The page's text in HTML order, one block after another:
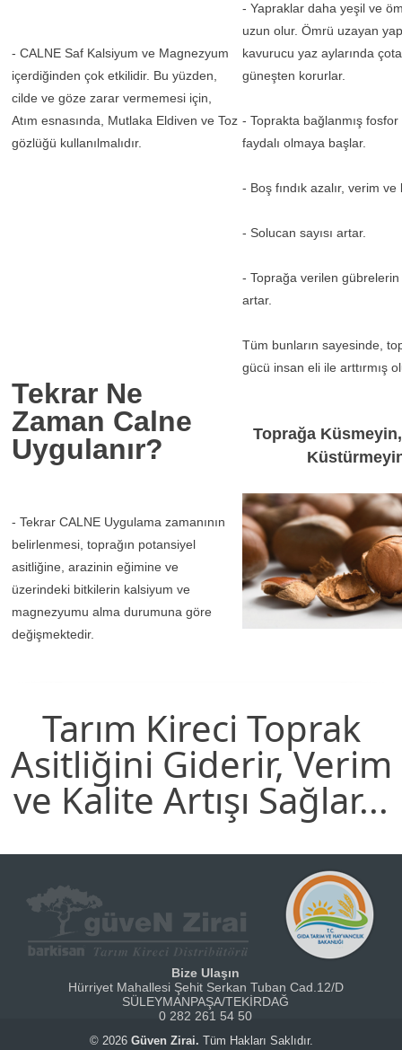
- CALNE Saf Kalsiyum ve Magnezyum
içerdiğinden çok etkilidir. Bu yüzden,
cilde ve göze zarar vermemesi için,
Atım esnasında, Mutlaka Eldiven ve Toz
gözlüğü kullanılmalıdır.
- Yapraklar daha yeşil ve
uzun olur. Ömrü uzayan
kavurucu yaz aylarında
güneşten korurlar.
- Toprakta bağlanmış fosfor
faydalı olmaya başlar.
- Boş fındık azalır, verim
- Solucan sayısı artar.
- Toprağa verilen gübrelerin
artar.
Tüm bunların sayesinde,
gücü insan eli ile arttırmış
Tekrar Ne
Zaman Calne
Uygulanır?
- Tekrar CALNE Uygulama zamanının
belirlenmesi, toprağın potansiyel
asitliğine, arazinin eğimine ve
üzerindeki bitkilerin kalsiyum ve
magnezyumu alma durumuna göre
değişmektedir.
Toprağa Küsmeyin,
Tarım Kireci Toprak
Asitliğini Giderir, Verim
ve Kalite Artışı Sağlar...
Bize Ulaşın
Hürriyet Mahallesi Şehit Serkan Tuban Cad.12/D
SÜLEYMANPAŞA/TEKİRDAĞ
0 282 261 54 50
© 2026 Güven Zirai. Tüm Hakları Saklıdır.